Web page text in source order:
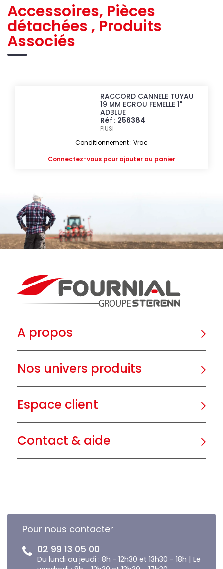
Accessoires, Pièces
détachées , Produits
Associés
RACCORD CANNELE TUYAU
19 MM ECROU FEMELLE 1"
ADBLUE
Réf : 256384
PIUSI
Conditionnement : Vrac
Connectez-vous pour ajouter au panier
A propos
Nos univers produits
Espace client
Contact & aide
Pour nous contacter
02 99 13 05 00
Du lundi au jeudi : 8h - 12h30 et 13h30 - 18h | Le